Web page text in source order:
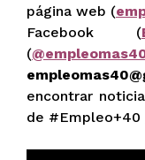
página web (
Facebook (
(
encontrar
de